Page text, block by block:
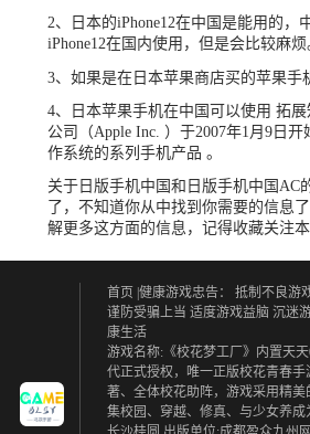
2、日本的iPhone12在中国是能用的，
iPhone12在国内使用，但是会比较麻烦
3、如果是在日本苹果商店买的苹果手
4、日本苹果手机在中国可以使用 拓展
公司（Apple Inc. ）于2007年1月9日
作系统的系列手机产品 。
关于日版手机中国和日版手机中国AC
了，不知道你从中找到你需要的信息
解更多这方面的信息，记得收藏关注本
首页 |健康游戏忠告： 抵制不良游
谨防受骗上当 适度游戏益脑 沉迷
康生活
游戏名称:《校花梦工厂》内置天
代正式授权，唯一正版校花青春
著、全体校花助阵，游戏采用精美
集校园、穿越、修真、与少女养